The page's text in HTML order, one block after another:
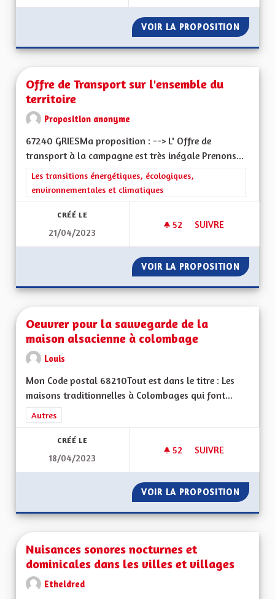
VOIR LA PROPOSITION
Offre de Transport sur l'ensemble du
territoire
Proposition anonyme
67240 GRIESMa proposition : --> L' Offre de
transport à la campagne est très inégale Prenons...
Filtrer les résultats de la catégorie : Les transitions
Les transitions énergétiques, écologiques,
environnementales et climatiques
CRÉÉ LE
21/04/2023
52 52 ABONNÉS
SUIVRE
VOIR LA PROPOSITION
Oeuvrer pour la sauvegarde de la
maison alsacienne à colombage
Louis
Mon Code postal 68210Tout est dans le titre : Les
maisons traditionnelles à Colombages qui font...
Filtrer les résultats de la catégorie : Autres
Autres
CRÉÉ LE
18/04/2023
52 52 ABONNÉS
SUIVRE
VOIR LA PROPOSITION
Nuisances sonores nocturnes et
dominicales dans les villes et villages
Etheldred